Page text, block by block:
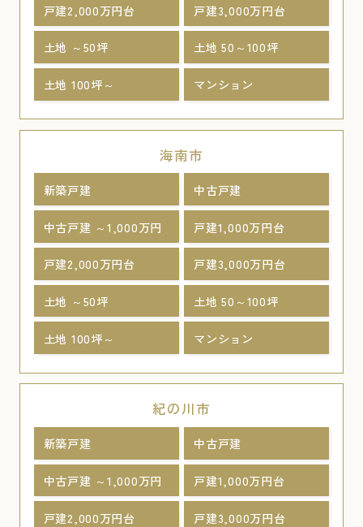
戸建2,000万円台 戸建3,000万円台
土地 ～50坪 土地 50～100坪
土地 100坪～ マンション
海南市
新築戸建 中古戸建
中古戸建 ～1,000万円 戸建1,000万円台
戸建2,000万円台 戸建3,000万円台
土地 ～50坪 土地 50～100坪
土地 100坪～ マンション
紀の川市
新築戸建 中古戸建
中古戸建 ～1,000万円 戸建1,000万円台
戸建2,000万円台 戸建3,000万円台